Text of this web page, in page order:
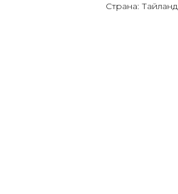
Страна: Тайланд